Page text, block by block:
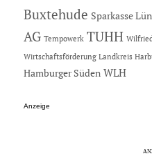
Buxtehude Sparkasse
AG Tempowerk TUHH
Wirtschaftsförderung Landkreis
Hamburger Süden WLH
Anzeige